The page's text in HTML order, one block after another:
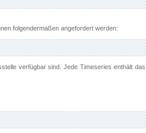
folgendermaßen angefordert werden:
verfügbar sind. Jede Timeseries enthält das